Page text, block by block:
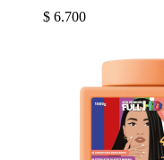
$ 6.700